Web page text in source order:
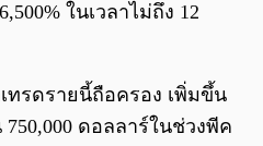
ในเวลาไม่ถึง 12
รดรายนี้ถือครอง เพิ่มขึ้น
750,000 ดอลลาร์ในช่วงพีค